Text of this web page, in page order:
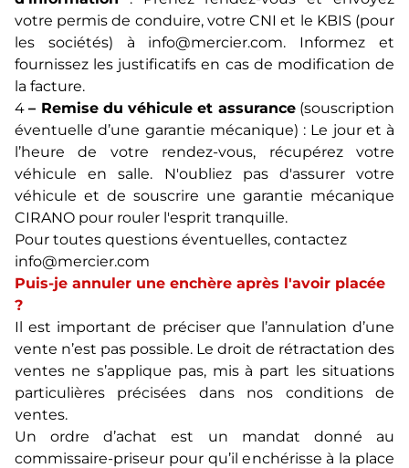
votre permis de conduire, votre CNI et le KBIS (pour
les sociétés) à info@mercier.com. Informez et
fournissez les justificatifs en cas de modification de
la facture.
4– Remise du véhicule et assurance(souscription
éventuelle d’une garantie mécanique) : Le jour et à
l’heure de votre rendez-vous, récupérez votre
véhicule en salle. N'oubliez pas d'assurer votre
véhicule et de souscrire une garantie mécanique
CIRANO pour rouler l'esprit tranquille.
Pour toutes questions éventuelles, contactez
info@mercier.com
Puis-je annuler une enchère après l'avoir placée
?
Il est important de préciser que l’annulation d’une
vente n’est pas possible. Le droit de rétractation des
ventes ne s’applique pas, mis à part les situations
particulières précisées dans nos conditions de
ventes.
Un ordre d’achat est un mandat donné au
commissaire-priseur pour qu’il enchérisse à la place